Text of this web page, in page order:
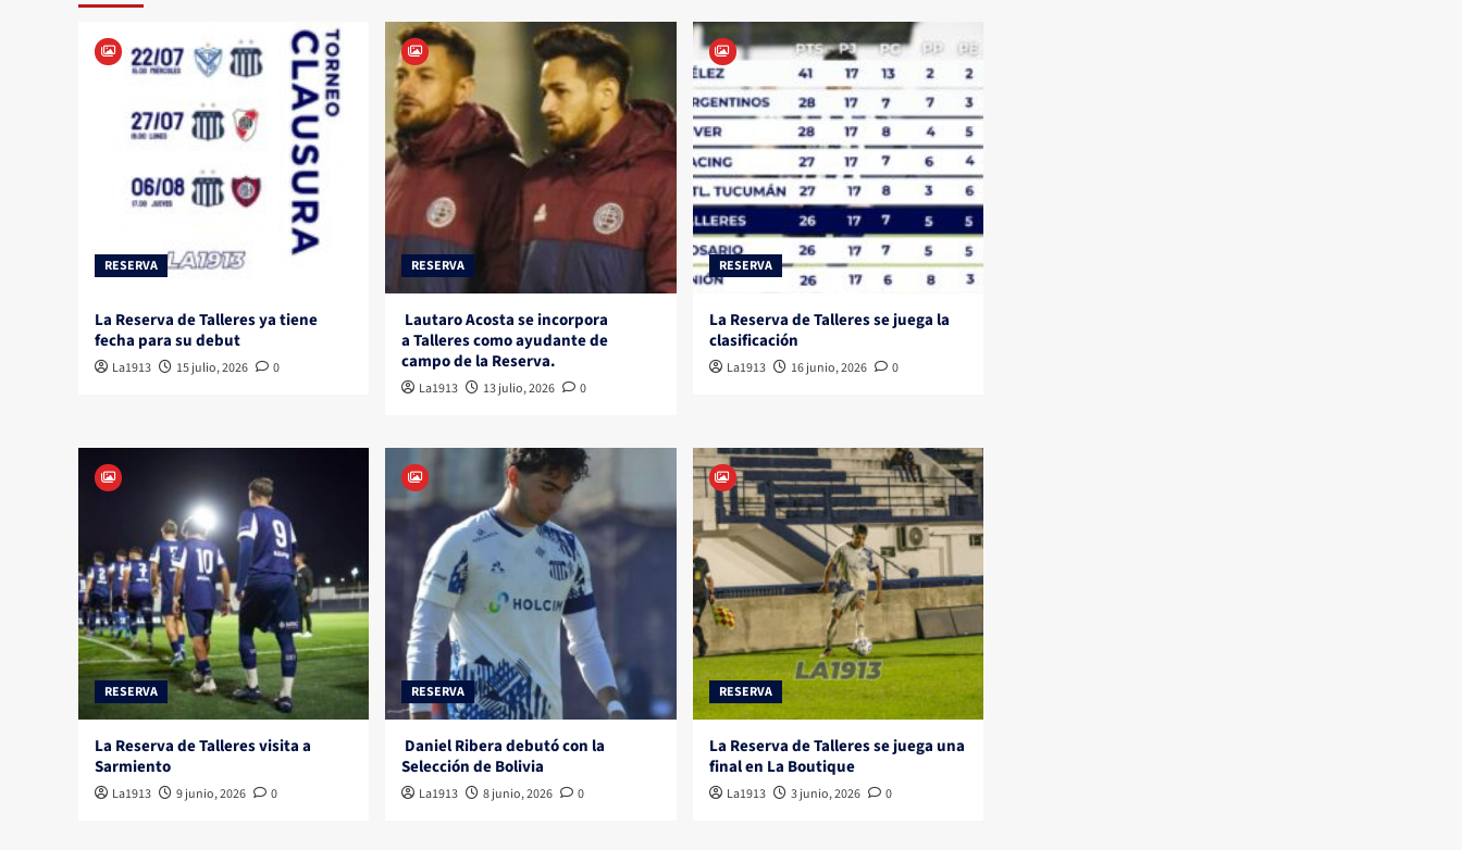
RESERVA
La Reserva de Talleres ya tiene
fecha para su debut
La1913 15 julio, 2026 0
RESERVA
Lautaro Acosta se incorpora
a Talleres como ayudante de
campo de la Reserva.
La1913 13 julio, 2026 0
RESERVA
La Reserva de Talleres se juega la
clasificación
La1913 16 junio, 2026 0
RESERVA
La Reserva de Talleres visita a
Sarmiento
La1913 9 junio, 2026 0
RESERVA
Daniel Ribera debutó con la
Selección de Bolivia
La1913 8 junio, 2026 0
RESERVA
La Reserva de Talleres se juega una
final en La Boutique
La1913 3 junio, 2026 0